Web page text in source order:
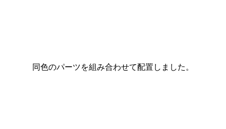
同色のパーツを組み合わせて配置しました。